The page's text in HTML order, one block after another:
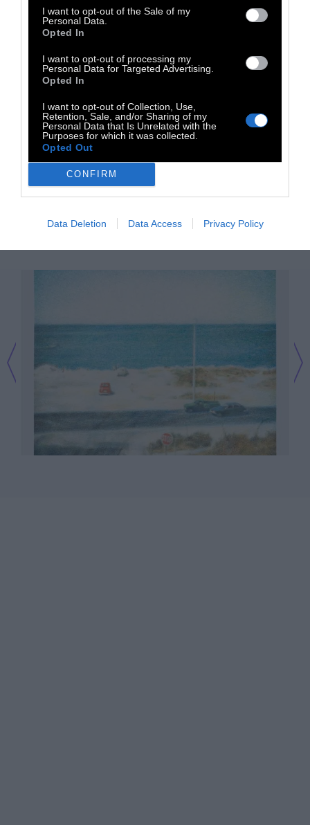
I want to opt-out of the Sale of my
Personal Data.
Opted In
I want to opt-out of processing my
Personal Data for Targeted Advertising.
Opted In
I want to opt-out of Collection, Use,
Retention, Sale, and/or Sharing of my
Personal Data that Is Unrelated with the
Purposes for which it was collected.
Opted Out
CONFIRM
Data Deletion Data Access Privacy Policy
κόσμο που λειτουργεί ως σημείο αναφοράς.
Την επιμέλεια της έκθεσης υπογράφει ο
του Ιδρύματος B&E Γουλανδρή.
σε ελληνικά και αγγλικά καθώς και μια
ενότητα podcasts τριών επεισοδίων, που
εντάσσονται στη σειρά
«B&E Goulandris Podcasts: μια ηχητική
κατάδυση στον μαγευτικό κόσμο της Τέχνης»